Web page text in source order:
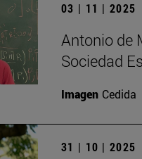
03 | 11 | 2025
Antonio de
Sociedad
Imagen Cedida
31 | 10 | 2025